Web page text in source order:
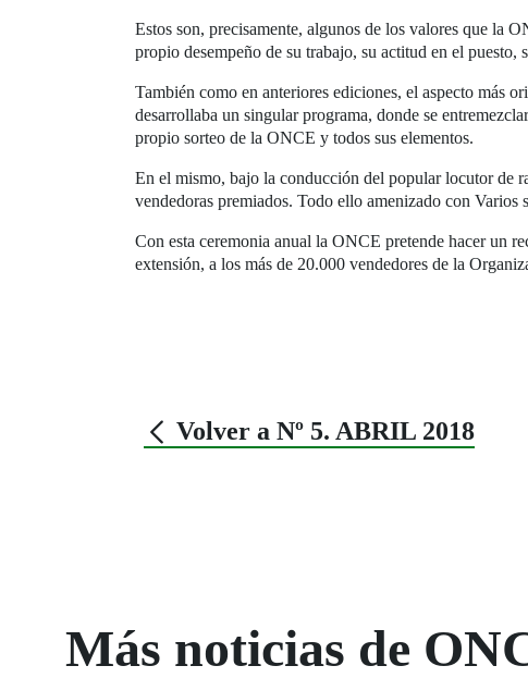
Estos son, precisamente, algunos de los valores que la
propio desempeño de su trabajo, su actitud en el
También como en anteriores ediciones, el aspecto más
desarrollaba un singular programa, donde se
propio sorteo de la ONCE y todos sus elementos.
En el mismo, bajo la conducción del popular locutor de
vendedoras premiados. Todo ello amenizado con Varios
Con esta ceremonia anual la ONCE pretende hacer un
extensión, a los más de 20.000 vendedores de la
Volver a Nº 5. ABRIL 2018
Más noticias de